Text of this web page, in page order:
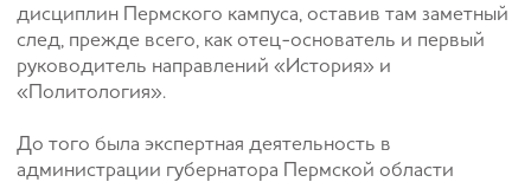
дисциплин Пермского кампуса, оставив там заметный
след, прежде всего, как отец-основатель и первый
руководитель направлений «История» и
«Политология».
До того была экспертная деятельность в
администрации губернатора Пермской области